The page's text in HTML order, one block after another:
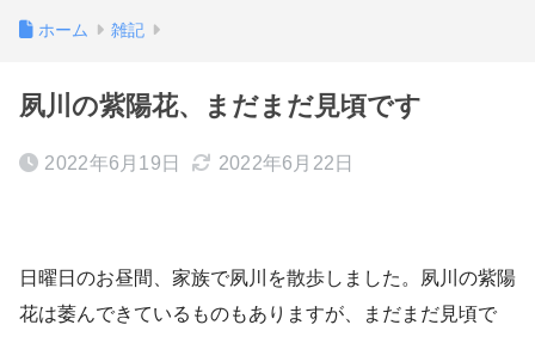
ホーム 雑記
夙川の紫陽花、まだまだ見頃です
2022年6月19日 2022年6月22日
日曜日のお昼間、家族で夙川を散歩しました。夙川の紫陽
花は萎んできているものもありますが、まだまだ見頃で